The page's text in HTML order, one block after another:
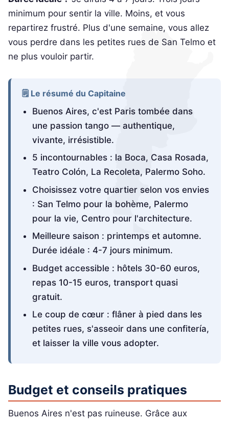
minimum pour sentir la ville. Moins, et vous
repartirez frustré. Plus d'une semaine, vous allez
vous perdre dans les petites rues de San Telmo et
ne plus vouloir partir.
🗒️ Le résumé du Capitaine
Buenos Aires, c'est Paris tombée dans
une passion tango — authentique,
vivante, irrésistible.
5 incontournables : la Boca, Casa Rosada,
Teatro Colón, La Recoleta, Palermo Soho.
Choisissez votre quartier selon vos envies
: San Telmo pour la bohème, Palermo
pour la vie, Centro pour l'architecture.
Meilleure saison : printemps et automne.
Durée idéale : 4-7 jours minimum.
Budget accessible : hôtels 30-60 euros,
repas 10-15 euros, transport quasi
gratuit.
Le coup de cœur : flâner à pied dans les
petites rues, s'asseoir dans une confitería,
et laisser la ville vous adopter.
Budget et conseils pratiques
Buenos Aires n'est pas ruineuse. Grâce aux